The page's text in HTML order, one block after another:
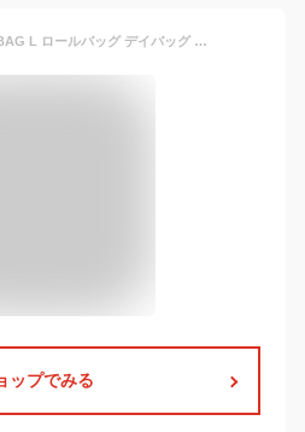
nicina (ニシナ) ROLL BAG L ロールバッグ デイバッグ リュック 鞄時と共に成長を楽しむ。10年先も頼れる存在に。 キャンバス 帆布 レザー バッグ リュック 日本製 メンズ レディース 通勤 通学 真鍮 自転車 アウトドア
ップでみる